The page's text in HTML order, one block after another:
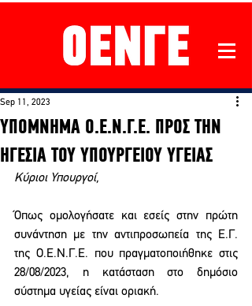
ΥΠΟΜΝΗΜΑ Ο.Ε.Ν.Γ.Ε. ΠΡΟΣ ΤΗΝ
ΗΓΕΣΙΑ ΤΟΥ ΥΠΟΥΡΓΕΙΟΥ ΥΓΕΙΑΣ
Sep 11, 2023
Κύριοι Υπουργοί,
Όπως ομολογήσατε και εσείς στην πρώτη
συνάντηση με την αντιπροσωπεία της Ε.Γ.
της Ο.Ε.Ν.Γ.Ε. που πραγματοποιήθηκε στις
28/08/2023, η κατάσταση στο δημόσιο
σύστημα υγείας είναι οριακή.